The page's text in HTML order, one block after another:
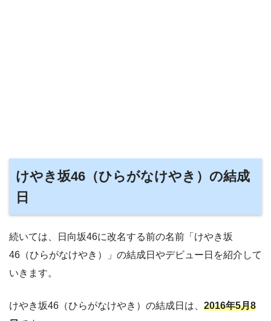
けやき坂46（ひらがなけやき）の結成
日
続いては、日向坂46に改名する前の名前「けやき坂
46（ひらがなけやき）」の結成日やデビュー日を紹介して
いきます。
けやき坂46（ひらがなけやき）の結成日は、 2016年5月8